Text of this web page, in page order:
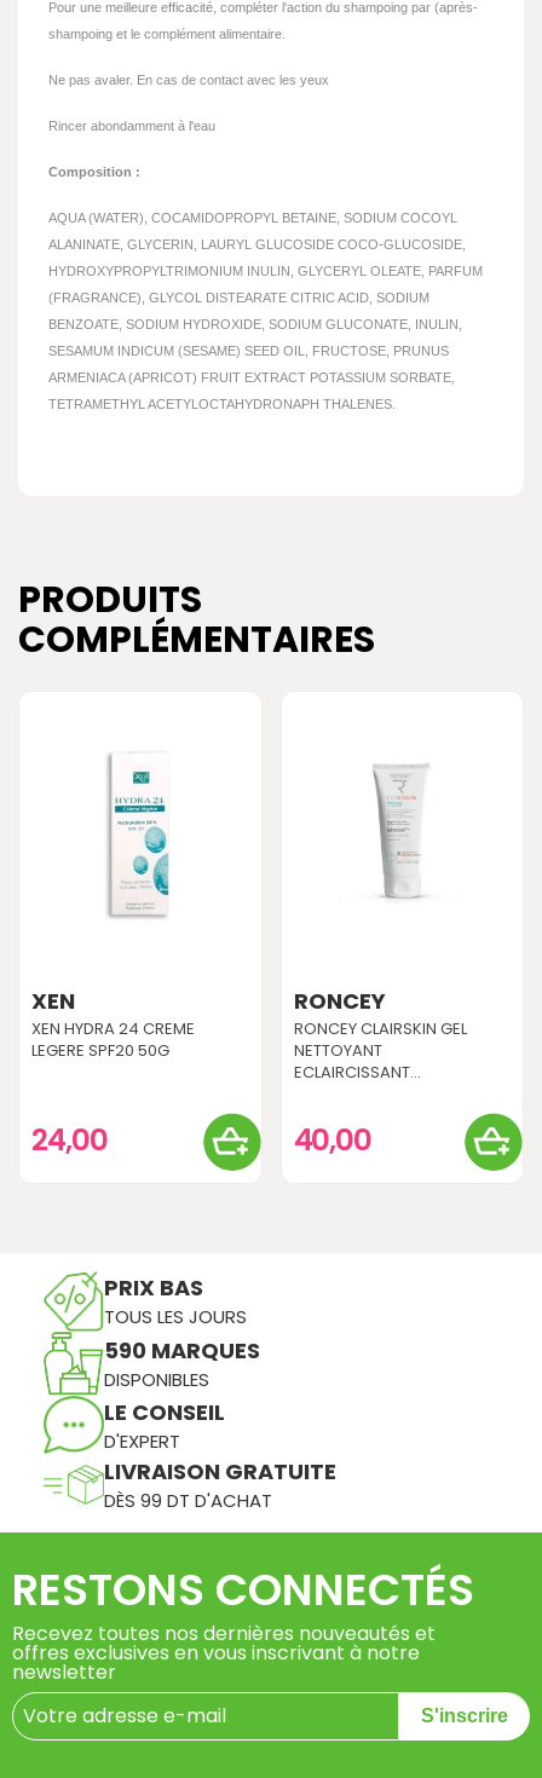
Pour une meilleure efficacité, compléter l'action du shampoing par (après-
shampoing et le complément alimentaire.
Ne pas avaler. En cas de contact avec les yeux
Rincer abondamment à l'eau
Composition :
AQUA (WATER), COCAMIDOPROPYL BETAINE, SODIUM COCOYL
ALANINATE, GLYCERIN, LAURYL GLUCOSIDE COCO-GLUCOSIDE,
HYDROXYPROPYLTRIMONIUM INULIN, GLYCERYL OLEATE, PARFUM
(FRAGRANCE), GLYCOL DISTEARATE CITRIC ACID, SODIUM
BENZOATE, SODIUM HYDROXIDE, SODIUM GLUCONATE, INULIN,
SESAMUM INDICUM (SESAME) SEED OIL, FRUCTOSE, PRUNUS
ARMENIACA (APRICOT) FRUIT EXTRACT POTASSIUM SORBATE,
TETRAMETHYL ACETYLOCTAHYDRONAPH THALENES.
PRODUITS
COMPLÉMENTAIRES
XEN
XEN HYDRA 24 CREME
LEGERE SPF20 50G
24,00
RONCEY
RONCEY CLAIRSKIN GEL
NETTOYANT
ECLAIRCISSANT...
40,00
PRIX BAS
TOUS LES JOURS
590 MARQUES
DISPONIBLES
LE CONSEIL
D'EXPERT
LIVRAISON GRATUITE
DÈS 99 DT D'ACHAT
RESTONS CONNECTÉS
Recevez toutes nos dernières nouveautés et
offres exclusives en vous inscrivant à notre
newsletter
S'inscrire